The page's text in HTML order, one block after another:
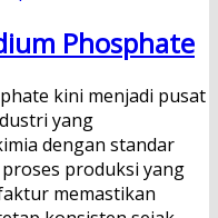
Phosphate
kini menjadi pusat
yang
dengan standar
produksi yang
memastikan